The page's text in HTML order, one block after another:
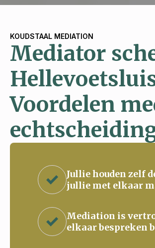
KOUDSTAAL MEDIATION
Mediator
Voordelen
Jullie houden zelf
jullie met elkaar
Mediation is
elkaar bespreken